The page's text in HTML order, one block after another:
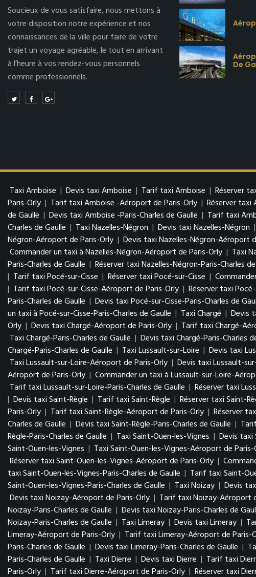
Soucieux de vous satisfaire, nous mettons à
votre disposition notre expérience et nos
connaissances de la ville pour faire de votre
trajet un voyage agréable, le tout en arrivant
à l’heure à vos rendez-vous personnels
comme professionnels.
De
Taxi Amboise | Devis taxi Amboise | Tarif taxi Amboise | Réserver
Paris-Orly | Tarif taxi Amboise -Aéroport de Paris-Orly | Réserver taxi
de Gaulle | Devis taxi Amboise -Paris-Charles de Gaulle | Tarif taxi
Charles de Gaulle | Taxi Nazelles-Négron | Devis taxi Nazelles-Négron |
Négron-Aéroport de Paris-Orly | Devis taxi Nazelles-Négron-Aéroport
Commander un taxi à Nazelles-Négron-Aéroport de Paris-Orly | Taxi
Paris-Charles de Gaulle | Réserver taxi Nazelles-Négron-Paris-Charles
| Tarif taxi Pocé-sur-Cisse | Réserver taxi Pocé-sur-Cisse |
| Tarif taxi Pocé-sur-Cisse-Aéroport de Paris-Orly | Réserver taxi
Paris-Charles de Gaulle | Devis taxi Pocé-sur-Cisse-Paris-Charles de
un taxi à Pocé-sur-Cisse-Paris-Charles de Gaulle | Taxi Chargé | Devis
Orly | Devis taxi Chargé-Aéroport de Paris-Orly | Tarif taxi Chargé-
Taxi Chargé-Paris-Charles de Gaulle | Devis taxi Chargé-Paris-Charles
Chargé-Paris-Charles de Gaulle | Taxi Lussault-sur-Loire | Devis taxi
Taxi Lussault-sur-Loire-Aéroport de Paris-Orly | Devis taxi Lussault-
Aéroport de Paris-Orly | Commander un taxi à Lussault-sur-Loire-
Tarif taxi Lussault-sur-Loire-Paris-Charles de Gaulle | Réserver taxi
| Devis taxi Saint-Règle | Tarif taxi Saint-Règle | Réserver taxi Saint-
Paris-Orly | Tarif taxi Saint-Règle-Aéroport de Paris-Orly | Réserver
Charles de Gaulle | Devis taxi Saint-Règle-Paris-Charles de Gaulle |
Règle-Paris-Charles de Gaulle | Taxi Saint-Ouen-les-Vignes | Devis taxi
Saint-Ouen-les-Vignes | Taxi Saint-Ouen-les-Vignes-Aéroport de
Réserver taxi Saint-Ouen-les-Vignes-Aéroport de Paris-Orly |
taxi Saint-Ouen-les-Vignes-Paris-Charles de Gaulle | Tarif taxi Saint-
Saint-Ouen-les-Vignes-Paris-Charles de Gaulle | Taxi Noizay | Devis
Devis taxi Noizay-Aéroport de Paris-Orly | Tarif taxi Noizay-Aéroport
Noizay-Paris-Charles de Gaulle | Devis taxi Noizay-Paris-Charles de
Noizay-Paris-Charles de Gaulle | Taxi Limeray | Devis taxi Limeray |
Limeray-Aéroport de Paris-Orly | Tarif taxi Limeray-Aéroport de Paris-
Paris-Charles de Gaulle | Devis taxi Limeray-Paris-Charles de Gaulle |
Paris-Charles de Gaulle | Taxi Dierre | Devis taxi Dierre | Tarif taxi
Paris-Orly | Tarif taxi Dierre-Aéroport de Paris-Orly | Réserver taxi